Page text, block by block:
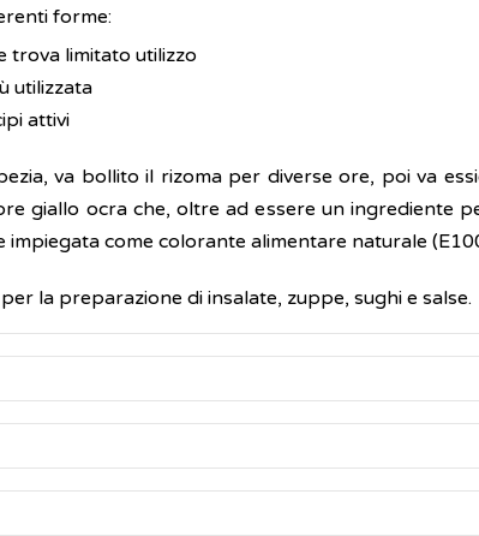
forme:
trova limitato utilizzo
utilizzata
attivi
va bollito il rizoma per diverse ore, poi va
giallo ocra che, oltre ad essere un ingrediente
come colorante alimentare naturale
la preparazione di insalate, zuppe, sughi e salse.
i cosiddetti
demetossicurcumina. È proprio lacurcumina
la curcumina, sembrerebbe conferire alla